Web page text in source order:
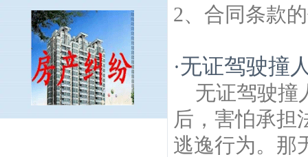
2、合同条款
·无证驾驶撞
无证驾驶撞
后，害怕承担
逃逸行为。那